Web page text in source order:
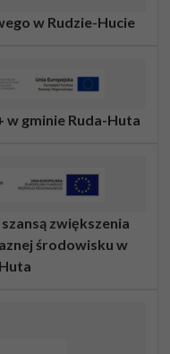
w Rudzie-Hucie
w gminie Ruda-Huta
zwiększenia
środowisku w